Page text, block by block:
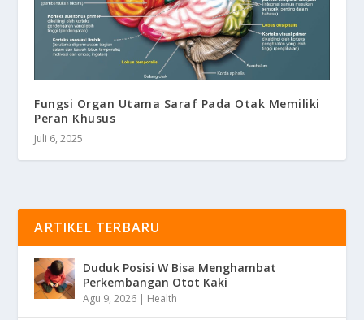
Fungsi Organ Utama Saraf Pada Otak Memiliki
Peran Khusus
Juli 6, 2025
ARTIKEL TERBARU
Duduk Posisi W Bisa Menghambat
Perkembangan Otot Kaki
Agu 9, 2026 | Health